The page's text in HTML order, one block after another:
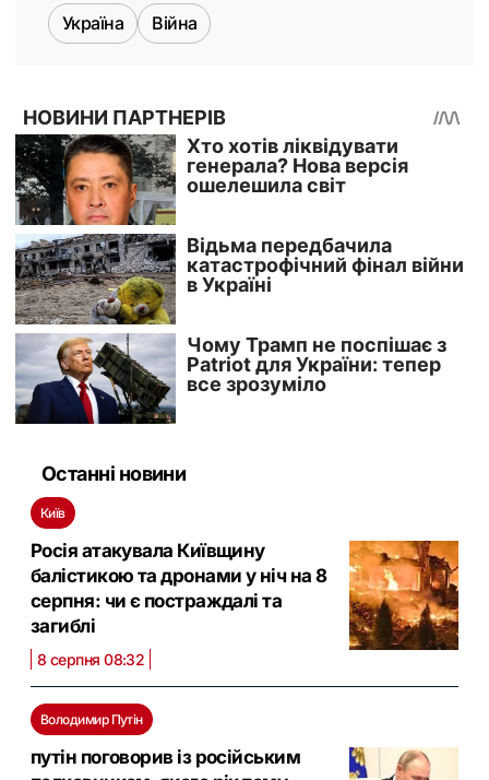
Україна Війна
Останні новини
Київ
Росія атакувала Київщину
балістикою та дронами у ніч на 8
серпня: чи є постраждалі та
загиблі
8 серпня 08:32
Володимир Путін
путін поговорив із російським